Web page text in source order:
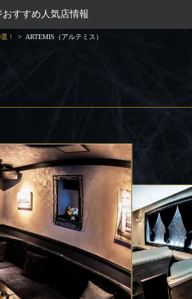
すすめ人気店情報
！ ARTEMIS（アルテミス）